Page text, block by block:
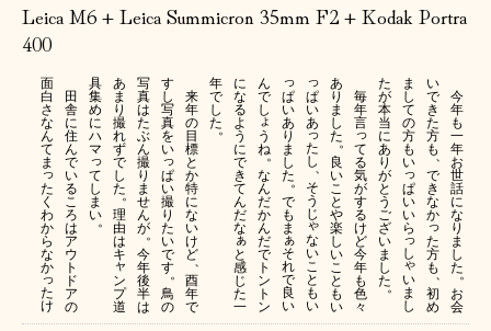
Leica M6 + Leica Summicron 35mm F2 + Kodak Portra
400
今
年
も
一
年
お
世
話
に
な
り
ま
し
た。
お
会
い
で
き
た
方
も、
で
き
な
か
っ
た
方
も、
初
め
ま
し
て
の
方
も
い
っ
ぱ
い
い
ら
っ
し
ゃ
い
ま
し
た
が
本
当
に
あ
り
が
と
う
ご
ざ
い
ま
し
た。
毎
年
言
っ
て
る
気
が
す
る
け
ど
今
年
も
色
々
あ
り
ま
し
た。
良
い
こ
と
や
楽
し
い
こ
と
も
い
っ
ぱ
い
あ
っ
た
し、
そ
う
じ
ゃ
な
い
こ
と
も
い
っ
ぱ
い
あ
り
ま
し
た。
で
も
ま
ぁ
そ
れ
で
良
い
ん
で
し
ょ
う
ね。
な
ん
だ
か
ん
だ
で
ト
ン
ト
ン
に
な
る
よ
う
に
で
き
て
ん
だ
な
ぁ
と
感
じ
た
一
年
で
し
た。
来
年
の
目
標
と
か
特
に
な
い
け
ど、
酉
年
で
す
し
写
真
を
い
っ
ぱ
い
撮
り
た
い
で
す。
鳥
の
写
真
は
た
ぶ
ん
撮
り
ま
せ
ん
が。
今
年
後
半
は
あ
ま
り
撮
れ
ず
で
し
た。
理
由
は
キ
ャ
ン
プ
道
具
集
め
に
ハ
マ
っ
て
し
ま
い。
田
舎
に
住
ん
で
い
る
こ
ろ
は
ア
ウ
ト
ド
ア
の
面
白
さ
な
ん
て
ま
っ
た
く
わ
か
ら
な
か
っ
た
け